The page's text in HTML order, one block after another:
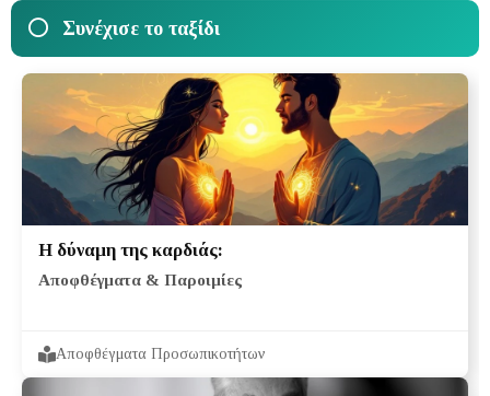
Συνέχισε το ταξίδι
Η δύναμη της καρδιάς:
Αποφθέγματα & Παροιμίες
Αποφθέγματα Προσωπικοτήτων